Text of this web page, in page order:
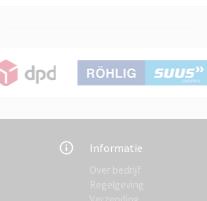
Informatie
Over bedrijf
Regelgeving